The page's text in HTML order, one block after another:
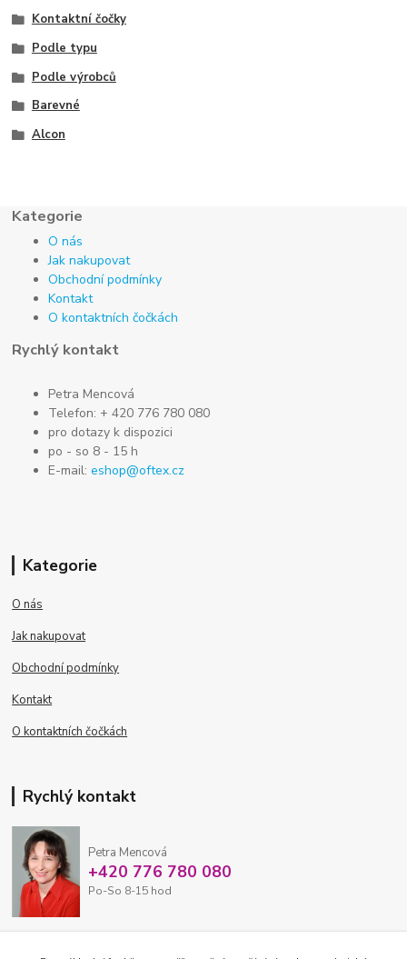
Kontaktní čočky
Podle typu
Podle výrobců
Barevné
Alcon
Kategorie
O nás
Jak nakupovat
Obchodní podmínky
Kontakt
O kontaktních čočkách
Rychlý kontakt
Petra Mencová
Telefon: + 420 776 780 080
pro dotazy k dispozici
po - so 8 - 15 h
E-mail:eshop@oftex.cz
Kategorie
O nás
Jak nakupovat
Obchodní podmínky
Kontakt
O kontaktních čočkách
Rychlý kontakt
Petra Mencová
+420 776 780 080
Po-So 8-15 hod